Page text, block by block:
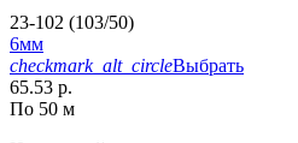
23-102 (103/50)
6мм
checkmark_alt_circleВыбрать
65.53 р.
По 50 м